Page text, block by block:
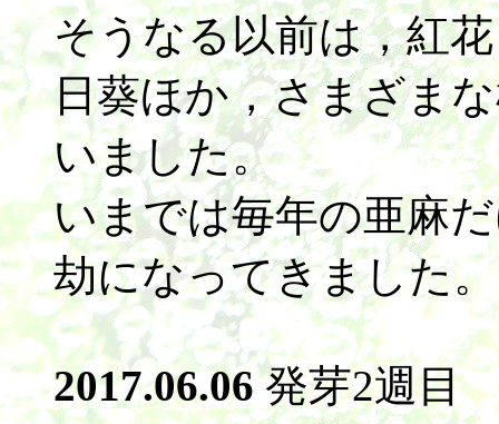
そうなる以前は，紅
日葵ほか，さまざま
いました。
いまでは毎年の亜麻
劫になってきました。
2017.06.06発芽2週目